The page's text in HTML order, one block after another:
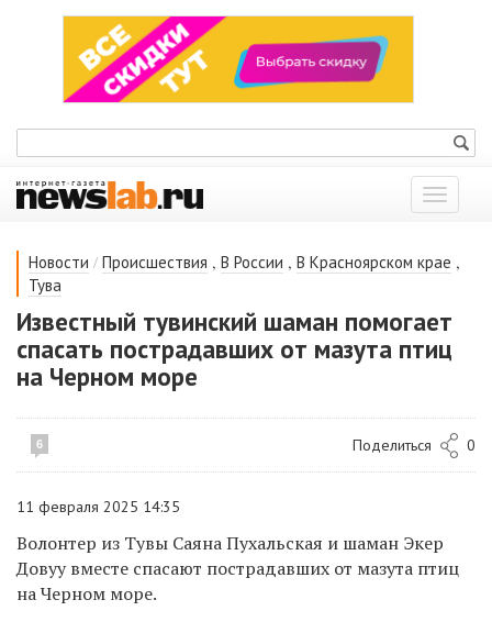
Показать
меню
Новости / Происшествия , В России , В Красноярском крае ,
Тува
Известный тувинский шаман помогает
спасать пострадавших от мазута птиц
на Черном море
6 Поделиться 0
11 февраля 2025 14:35
Волонтер из Тувы Саяна Пухальская и шаман Экер
Довуу вместе спасают пострадавших от мазута птиц
на Черном море.